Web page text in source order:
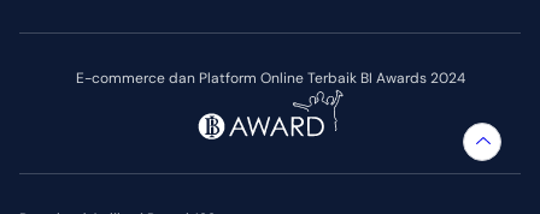
E-commerce dan Platform Online Terbaik BI Awards 2024